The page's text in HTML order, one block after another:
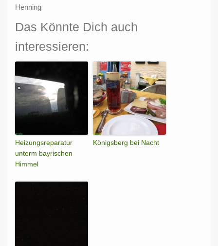
Henning
Das Könnte Dich auch
interessieren:
Heizungsreparatur
unterm bayrischen
Himmel
Königsberg bei Nacht